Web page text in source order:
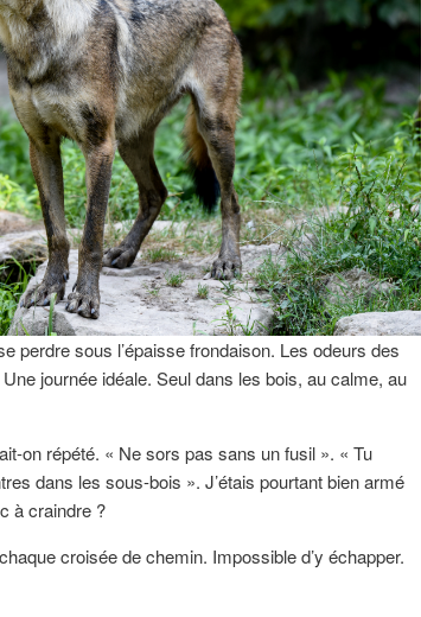
perdre sous l’épaisse frondaison. Les odeurs des
journée idéale. Seul dans les bois, au calme, au
on répété. « Ne sors pas sans un fusil ». « Tu
dans les sous-bois ». J’étais pourtant bien armé
à craindre ?
croisée de chemin. Impossible d’y échapper.